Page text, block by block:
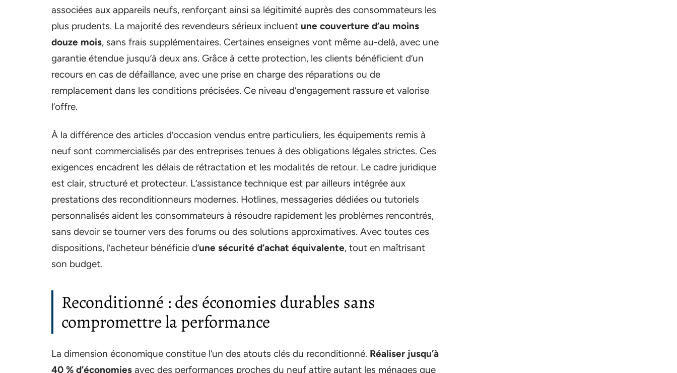
associées aux appareils neufs, renforçant ainsi sa légitimité auprès des consommateurs les
plus prudents. La majorité des revendeurs sérieux incluent une couverture d’au moins
douze mois, sans frais supplémentaires. Certaines enseignes vont même au-delà, avec une
garantie étendue jusqu’à deux ans. Grâce à cette protection, les clients bénéficient d’un
recours en cas de défaillance, avec une prise en charge des réparations ou de
remplacement dans les conditions précisées. Ce niveau d’engagement rassure et valorise
l’offre.
À la différence des articles d’occasion vendus entre particuliers, les équipements remis à
neuf sont commercialisés par des entreprises tenues à des obligations légales strictes. Ces
exigences encadrent les délais de rétractation et les modalités de retour. Le cadre juridique
est clair, structuré et protecteur. L’assistance technique est par ailleurs intégrée aux
prestations des reconditionneurs modernes. Hotlines, messageries dédiées ou tutoriels
personnalisés aident les consommateurs à résoudre rapidement les problèmes rencontrés,
sans devoir se tourner vers des forums ou des solutions approximatives. Avec toutes ces
dispositions, l’acheteur bénéficie d’une sécurité d’achat équivalente, tout en maîtrisant
son budget.
Reconditionné : des économies durables sans
compromettre la performance
La dimension économique constitue l’un des atouts clés du reconditionné. Réaliser jusqu’à
40 % d’économies avec des performances proches du neuf attire autant les ménages que